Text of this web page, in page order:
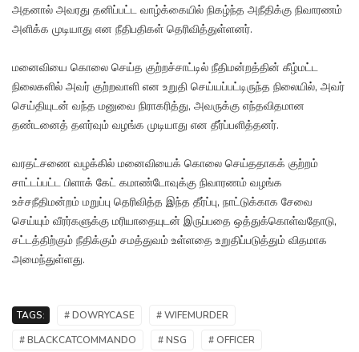
அதனால் அவரது தனிப்பட்ட வாழ்க்கையில் நிகழ்ந்த அநீதிக்கு நிவாரணம்
அளிக்க முடியாது என நீதிபதிகள் தெரிவித்துள்ளனர்.
மனைவியை கொலை செய்த குற்றச்சாட்டில் நீதிமன்றத்தின் கீழ்மட்ட
நிலைகளில் அவர் குற்றவாளி என உறுதி செய்யப்பட்டிருந்த நிலையில், அவர்
செய்தியுடன் வந்த மனுவை நிராகரித்து, அவருக்கு எந்தவிதமான
தண்டனைத் தளர்வும் வழங்க முடியாது என தீர்ப்பளித்தனர்.
வரதட்சணை வழக்கில் மனைவியைக் கொலை செய்ததாகக் குற்றம்
சாட்டப்பட்ட பிளாக் கேட் கமாண்டோவுக்கு நிவாரணம் வழங்க
உச்சநீதிமன்றம் மறுப்பு தெரிவித்த இந்த தீர்ப்பு, நாட்டுக்காக சேவை
செய்யும் வீரர்களுக்கு மரியாதையுடன் இருப்பதை ஒத்துக்கொள்வதோடு,
சட்டத்திற்கும் நீதிக்கும் சமத்துவம் உள்ளதை உறுதிப்படுத்தும் விதமாக
அமைந்துள்ளது.
TAGS: # DOWRYCASE
# WIFEMURDER
# BLACKCATCOMMANDO
# NSG
# OFFICER